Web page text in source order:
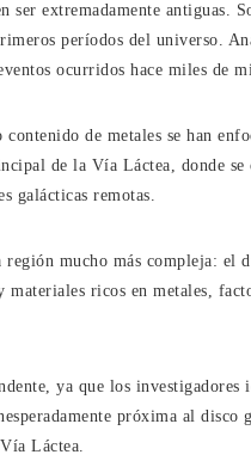
ser extremadamente antiguas.
períodos del universo.
ocurridos hace miles de
de metales se han
de la Vía Láctea, donde se
galácticas remotas.
mucho más compleja: el
ricos en metales,
ya que los
próxima al
Láctea.